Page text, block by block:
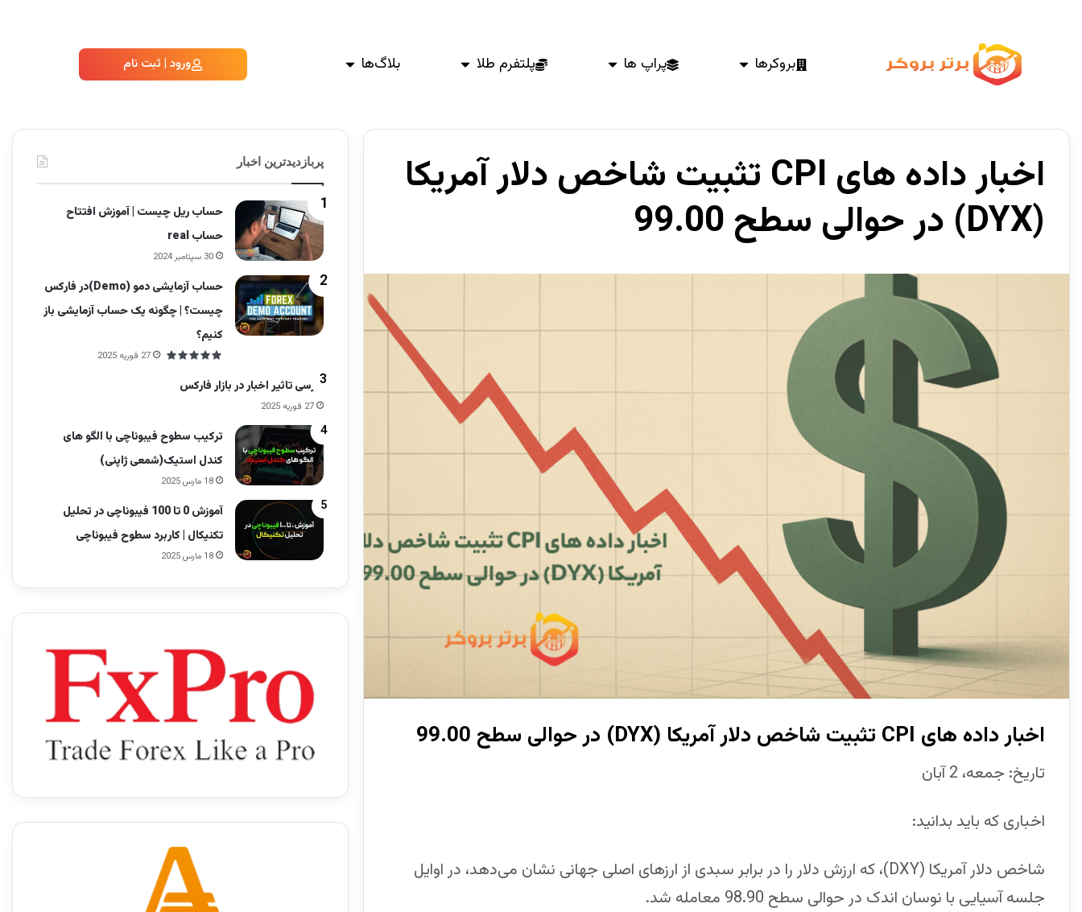
بروکرها پراپ ها پلتفرم طلا بلاگ‌ها ورود | ثبت نام
اخبار داده های CPI تثبیت شاخص دلار آمریکا
(DYX) در حوالی سطح 99.00
اخبار داده های CPI تثبیت شاخص دلار آمریکا (DYX) در حوالی سطح 99.00
تاریخ: جمعه، 2 آبان
اخباری که باید بدانید:
شاخص دلار آمریکا (DXY)، که ارزش دلار را در برابر سبدی از ارزهای اصلی جهانی نشان می‌دهد، در اوایل
جلسه آسیایی با نوسان اندک در حوالی سطح 98.90 معامله شد.
پربازدیدترین اخبار
حساب ریل چیست | آموزش افتتاح
حساب real
30 سپتامبر 2024
حساب آزمایشی دمو (Demo)در فارکس
چیست؟ | چگونه یک حساب آزمایشی باز
کنیم؟
27 فوریه 2025
بررسی تاثیر اخبار در بازار فارکس
27 فوریه 2025
ترکیب سطوح فیبوناچی با الگو های
کندل استیک(شمعی ژاپنی)
18 مارس 2025
آموزش 0 تا 100 فیبوناچی در تحلیل
تکنیکال | کاربرد سطوح فیبوناچی
18 مارس 2025